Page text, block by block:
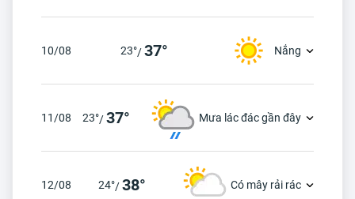
10/08 23°/37° Nắng
11/08 23°/37° Mưa lác đác gần đây
12/08 24°/38° Có mây rải rác